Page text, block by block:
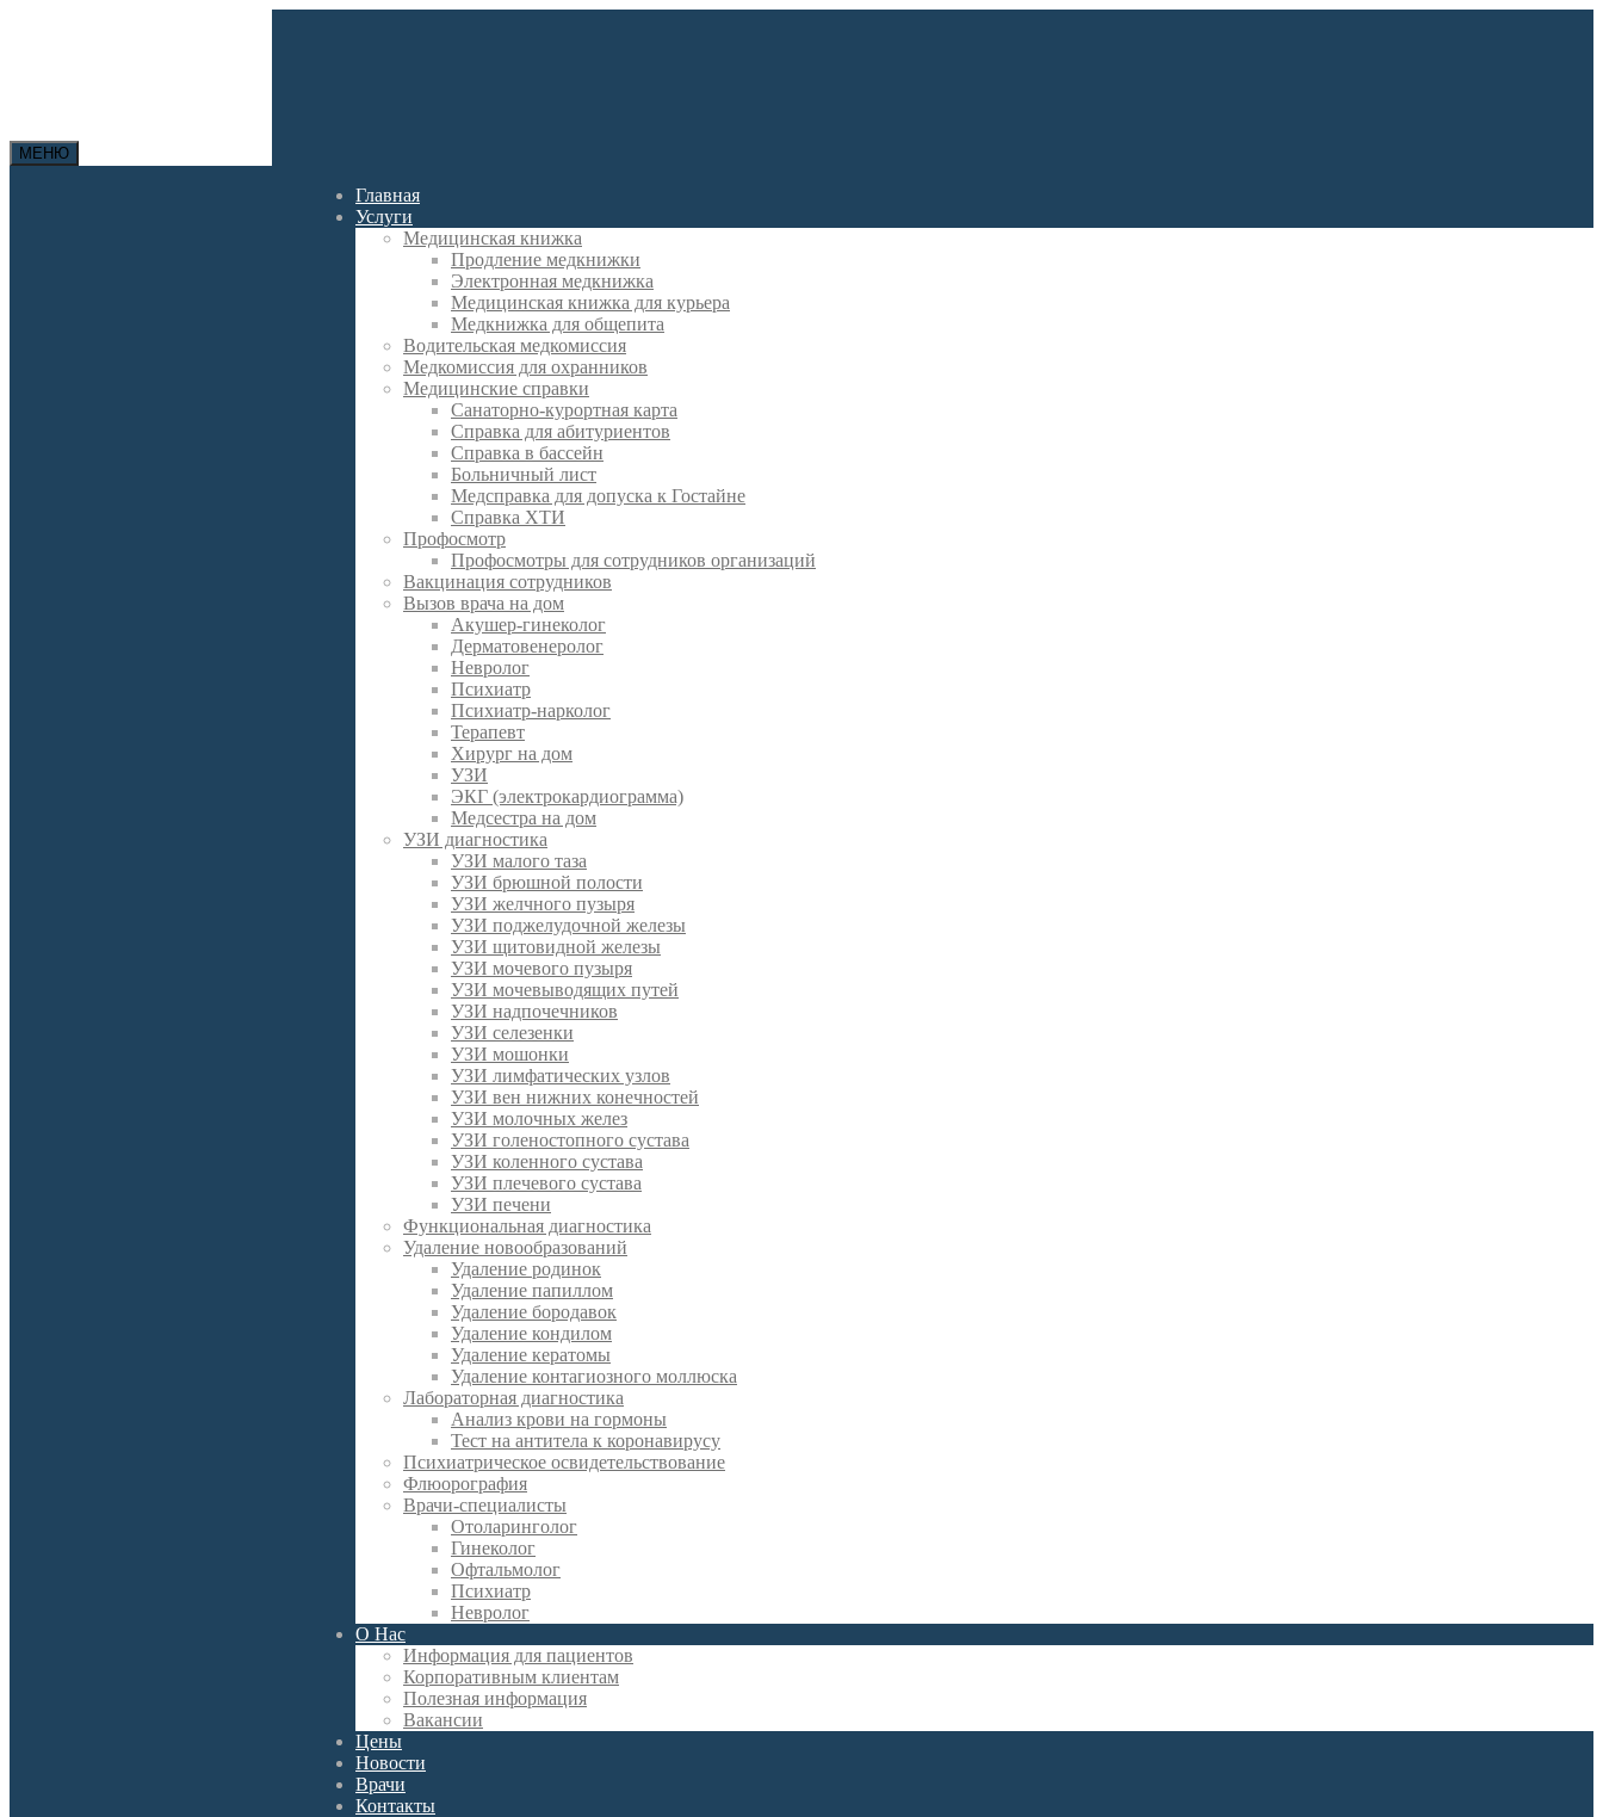
МЕНЮ
Главная
Услуги
Медицинская книжка
Продление медкнижки
Электронная медкнижка
Медицинская книжка для курьера
Медкнижка для общепита
Водительская медкомиссия
Медкомиссия для охранников
Медицинские справки
Санаторно-курортная карта
Справка для абитуриентов
Справка в бассейн
Больничный лист
Медсправка для допуска к Гостайне
Справка ХТИ
Профосмотр
Профосмотры для сотрудников организаций
Вакцинация сотрудников
Вызов врача на дом
Акушер-гинеколог
Дерматовенеролог
Невролог
Психиатр
Психиатр-нарколог
Терапевт
Хирург на дом
УЗИ
ЭКГ (электрокардиограмма)
Медсестра на дом
УЗИ диагностика
УЗИ малого таза
УЗИ брюшной полости
УЗИ желчного пузыря
УЗИ поджелудочной железы
УЗИ щитовидной железы
УЗИ мочевого пузыря
УЗИ мочевыводящих путей
УЗИ надпочечников
УЗИ селезенки
УЗИ мошонки
УЗИ лимфатических узлов
УЗИ вен нижних конечностей
УЗИ молочных желез
УЗИ голеностопного сустава
УЗИ коленного сустава
УЗИ плечевого сустава
УЗИ печени
Функциональная диагностика
Удаление новообразований
Удаление родинок
Удаление папиллом
Удаление бородавок
Удаление кондилом
Удаление кератомы
Удаление контагиозного моллюска
Лабораторная диагностика
Анализ крови на гормоны
Тест на антитела к коронавирусу
Психиатрическое освидетельствование
Флюорография
Врачи-специалисты
Отоларинголог
Гинеколог
Офтальмолог
Психиатр
Невролог
О Нас
Информация для пациентов
Корпоративным клиентам
Полезная информация
Вакансии
Цены
Новости
Врачи
Контакты